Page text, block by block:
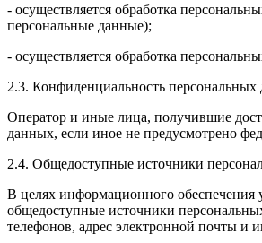
- осуществляется обработка
персональные данные);
- осуществляется обработка
2.3. Конфиденциальность
Оператор и иные лица, получившие
данных, если иное не предусмотрено
2.4. Общедоступные источники
В целях информационного обеспечения
общедоступные источники
телефонов, адрес электронной почты и